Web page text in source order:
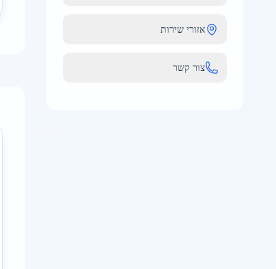
אזורי שירות
צור קשר